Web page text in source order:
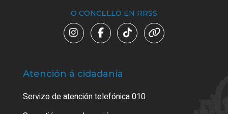
O CONCELLO EN RRSS
Atención á cidadanía
Servizo de atención telefónica 010